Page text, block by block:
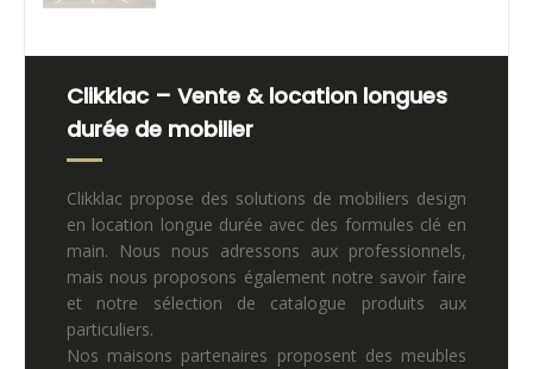
Clikklac – Vente & location longues
durée de mobilier
Clikklac propose des solutions de mobiliers design
en location longue durée avec des formules clé en
main. Nous nous adressons aux professionnels,
mais nous proposons également notre savoir faire
et notre sélection de catalogue produits aux
particuliers.
Nos maisons partenaires proposent des meubles